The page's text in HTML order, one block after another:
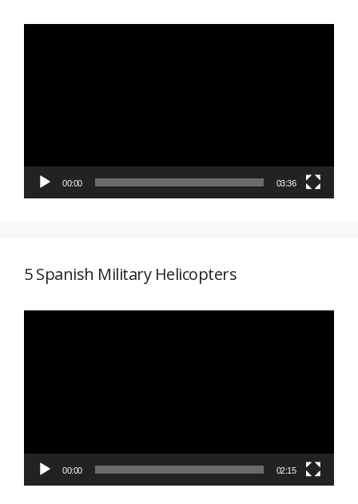
00:00 03:36
5 Spanish Military Helicopters
00:00 02:15